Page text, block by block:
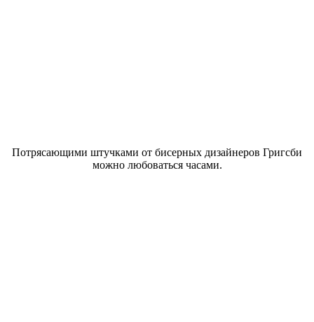
Потрясающими штучками от бисерных дизайнеров Григсби
можно любоваться часами.